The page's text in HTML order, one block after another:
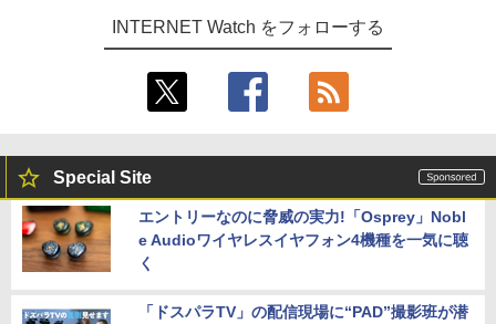
INTERNET Watch をフォローする
Special Site
エントリーなのに脅威の実力!「Osprey」Nobl
e Audioワイヤレスイヤフォン4機種を一気に聴
く
「ドスパラTV」の配信現場に“PAD”撮影班が潜